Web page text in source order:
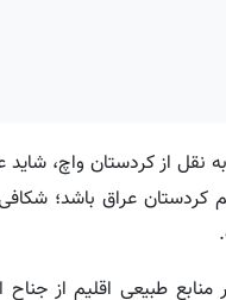
نقل از کردستان واچ،
کردستان عراق باشد؛
منابع طبیعی اقلیم از